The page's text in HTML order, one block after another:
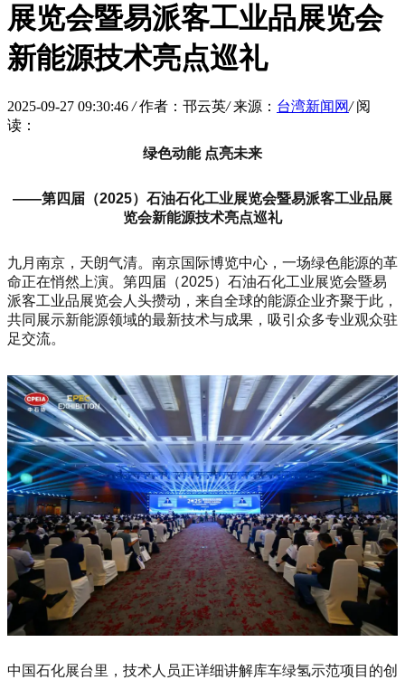
展览会暨易派客工业品展览会
新能源技术亮点巡礼
2025-09-27 09:30:46/ 作者：邗云英/ 来源： 台湾新闻网/ 阅
读：
绿色动能 点亮未来
——第四届（2025）石油石化工业展览会暨易派客工业品展
览会新能源技术亮点巡礼
九月南京，天朗气清。南京国际博览中心，一场绿色能源的革
命正在悄然上演。第四届（2025）石油石化工业展览会暨易
派客工业品展览会人头攒动，来自全球的能源企业齐聚于此，
共同展示新能源领域的最新技术与成果，吸引众多专业观众驻
足交流。
中国石化展台里，技术人员正详细讲解库车绿氢示范项目的创